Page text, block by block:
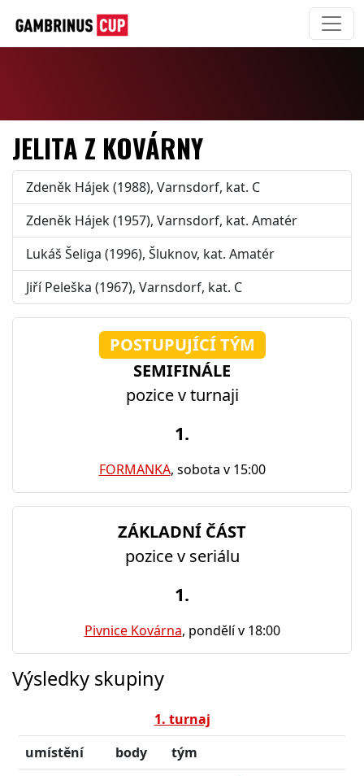
JELITA Z KOVÁRNY
Zdeněk Hájek (1988), Varnsdorf, kat. C
Zdeněk Hájek (1957), Varnsdorf, kat. Amatér
Lukáš Šeliga (1996), Šluknov, kat. Amatér
Jiří Peleška (1967), Varnsdorf, kat. C
POSTUPUJÍCÍ TÝM
SEMIFINÁLE
pozice v turnaji
1.
FORMANKA, sobota v 15:00
ZÁKLADNÍ ČÁST
pozice v seriálu
1.
Pivnice Kovárna, pondělí v 18:00
Výsledky skupiny
1. turnaj
umístění
body
tým